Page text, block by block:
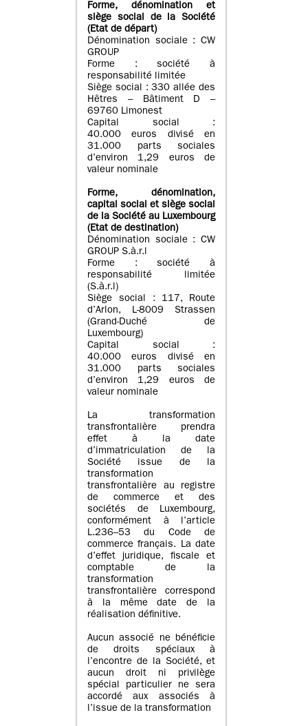
Forme, dénomination et
siège social de la Société
(Etatde départ)
Dénomination sociale : CW
GROUP
Forme : société à
responsabilité limitée
Siège social : 330 allée des
Hêtres – Bâtiment D –
69760 Limonest
Capital social :
40.000 euros divisé en
31.000 parts sociales
d’environ 1,29 euros de
valeur nominale
Forme, dénomination,
capital social et siège social
de la Société au Luxembourg
(Etat de destination)
Dénomination sociale : CW
GROUP S.à.r.l
Forme : société à
responsabilité limitée
(S.à.r.l)
Siège social : 117, Route
d’Arlon, L-8009 Strassen
(Grand-Duché de
Luxembourg)
Capital social :
40.000 euros divisé en
31.000 parts sociales
d’environ 1,29 euros de
valeur nominale
La transformation
transfrontalière prendra
effet à la date
d’immatriculation de la
Société issue de la
transformation
transfrontalière au registre
de commerce et des
sociétés de Luxembourg,
conformément à l’article
L.236–53 du Code de
commerce français. La date
d’effet juridique, fiscale et
comptable de la
transformation
transfrontalière correspond
à la même date de la
réalisation définitive.
Aucun associé ne bénéficie
de droits spéciaux à
l’encontre de la Société, et
aucun droit ni privilège
spécial particulier ne sera
accordé aux associés à
l’issue de la transformation